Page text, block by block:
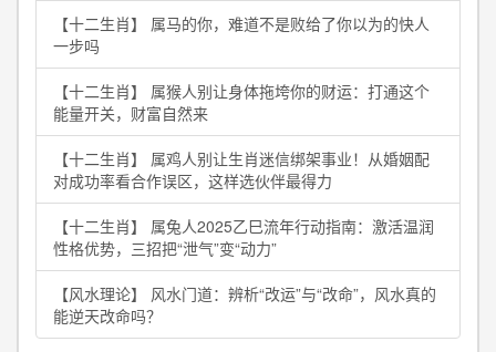
【十二生肖】 属马的你，难道不是败给了你以为的快人
一步吗
【十二生肖】 属猴人别让身体拖垮你的财运：打通这个
能量开关，财富自然来
【十二生肖】 属鸡人别让生肖迷信绑架事业！从婚姻配
对成功率看合作误区，这样选伙伴最得力
【十二生肖】 属兔人2025乙巳流年行动指南：激活温润
性格优势，三招把“泄气”变“动力”
【风水理论】 风水门道：辨析“改运”与“改命”，风水真的
能逆天改命吗？